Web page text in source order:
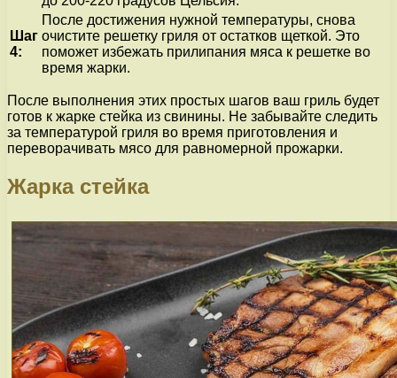
Шаг
4:
После достижения нужной температуры, снова
очистите решетку гриля от остатков щеткой. Это
поможет избежать прилипания мяса к решетке во
время жарки.
После выполнения этих простых шагов ваш гриль будет
готов к жарке стейка из свинины. Не забывайте следить
за температурой гриля во время приготовления и
переворачивать мясо для равномерной прожарки.
Жарка стейка